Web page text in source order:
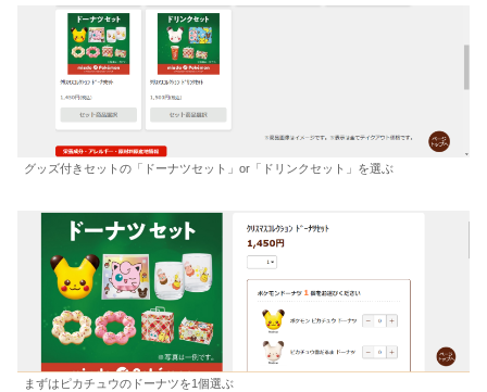
グッズ付きセットの「ドーナツセット」or「ドリンクセット」を選ぶ
まずはピカチュウのドーナツを1個選ぶ